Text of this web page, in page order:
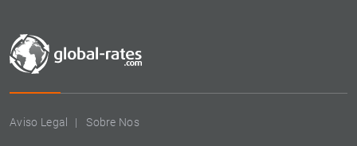
Aviso Legal Sobre Nos